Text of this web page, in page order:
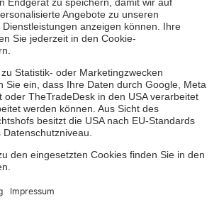
der Johanniter-Unfall-Hilfe e.V.
Über uns
& Einrichtungen